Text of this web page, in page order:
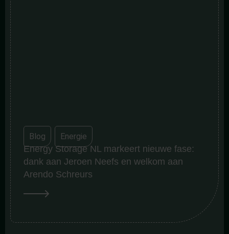
Blog Energie
Energy Storage NL markeert nieuwe fase:
dank aan Jeroen Neefs en welkom aan
Arendo Schreurs